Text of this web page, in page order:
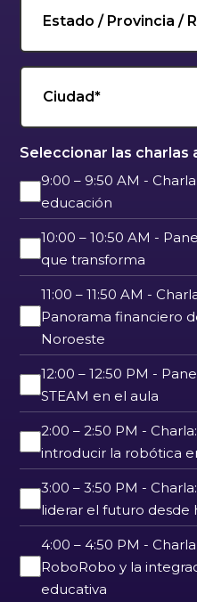
Seleccionar las charlas
9:00 – 9:50 AM -
educación
10:00 – 10:50 AM -
que transforma
11:00 – 11:50 AM -
Panorama financiero
Noroeste
12:00 – 12:50 PM -
STEAM en el aula
2:00 – 2:50 PM -
introducir la robótica
3:00 – 3:50 PM -
liderar el futuro desde
4:00 – 4:50 PM -
RoboRobo y la
educativa